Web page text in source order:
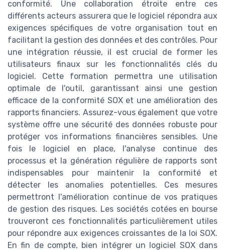
conformité. Une collaboration étroite entre ces
différents acteurs assurera que le logiciel répondra aux
exigences spécifiques de votre organisation tout en
facilitant la gestion des données et des contrôles. Pour
une intégration réussie, il est crucial de former les
utilisateurs finaux sur les fonctionnalités clés du
logiciel. Cette formation permettra une utilisation
optimale de l'outil, garantissant ainsi une gestion
efficace de la conformité SOX et une amélioration des
rapports financiers. Assurez-vous également que votre
système offre une sécurité des données robuste pour
protéger vos informations financières sensibles. Une
fois le logiciel en place, l'analyse continue des
processus et la génération régulière de rapports sont
indispensables pour maintenir la conformité et
détecter les anomalies potentielles. Ces mesures
permettront l'amélioration continue de vos pratiques
de gestion des risques. Les sociétés cotées en bourse
trouveront ces fonctionnalités particulièrement utiles
pour répondre aux exigences croissantes de la loi SOX.
En fin de compte, bien intégrer un logiciel SOX dans